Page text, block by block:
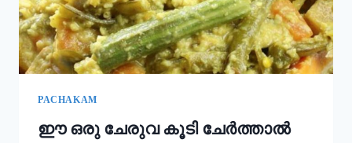
PACHAKAM
ഈ ഒരു ചേരുവ കൂടി ചേർത്താൽ